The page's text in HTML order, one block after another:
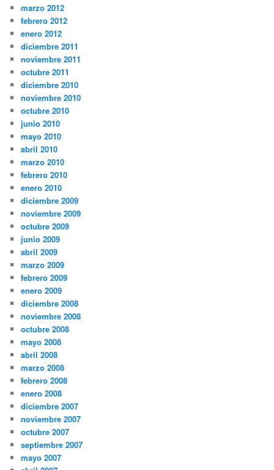
marzo 2012
febrero 2012
enero 2012
diciembre 2011
noviembre 2011
octubre 2011
diciembre 2010
noviembre 2010
octubre 2010
junio 2010
mayo 2010
abril 2010
marzo 2010
febrero 2010
enero 2010
diciembre 2009
noviembre 2009
octubre 2009
junio 2009
abril 2009
marzo 2009
febrero 2009
enero 2009
diciembre 2008
noviembre 2008
octubre 2008
mayo 2008
abril 2008
marzo 2008
febrero 2008
enero 2008
diciembre 2007
noviembre 2007
octubre 2007
septiembre 2007
mayo 2007